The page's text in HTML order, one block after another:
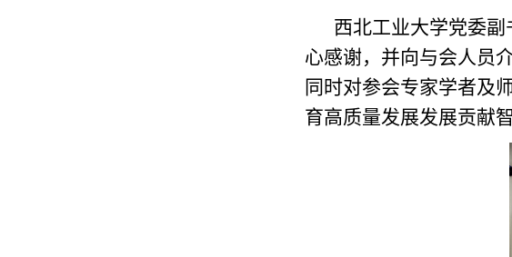
西北工业大学党委
心感谢，并向与会人员
同时对参会专家学者及
育高质量发展发展贡献